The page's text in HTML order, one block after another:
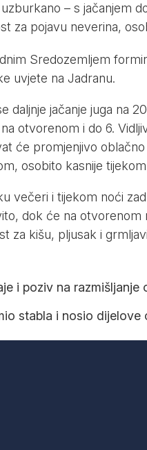
– s jačanjem
za pojavu neverina,
Sredozemljem
uvjete na Jadranu.
daljnje jačanje juga na
otvorenom i do 6.
će promjenjivo
osobito kasnije
večeri i tijekom noći
dok će na
za kišu, pljusak i
i poziv na razmišljanje
stabla i nosio